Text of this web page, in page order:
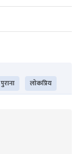
पुराना लोकप्रिय